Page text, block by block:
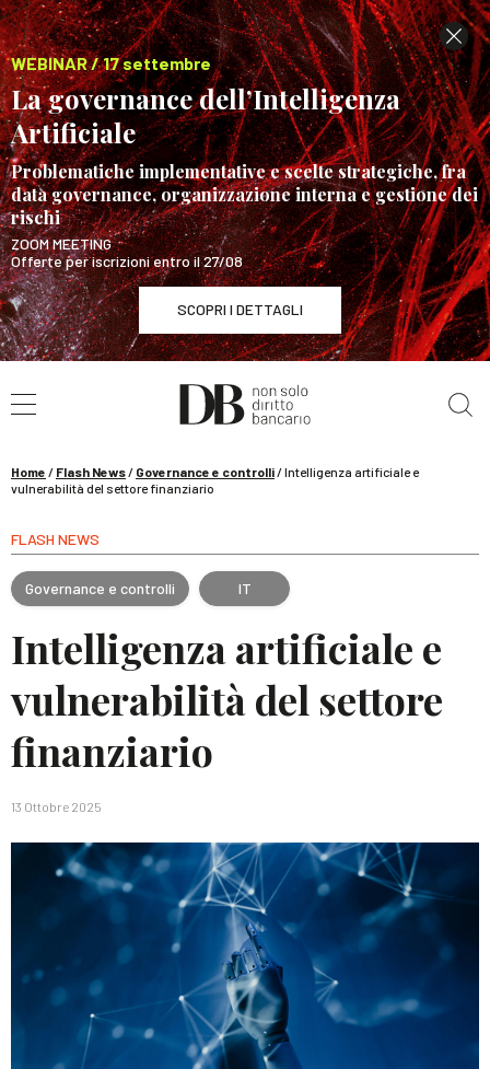
WEBINAR / 17 settembre
La governance dell’Intelligenza
Artificiale
Problematiche implementative e scelte strategiche, fra
data governance, organizzazione interna e gestione dei
rischi
ZOOM MEETING
Offerte per iscrizioni entro il 27/08
SCOPRI I DETTAGLI
WEBINAR / 17 settembre
La governance dell’Intelligenza Artificiale
Home / Flash News/ Governance e controlli/Intelligenza artificiale e
vulnerabilità del settore finanziario
FLASH NEWS
Governance e controlli IT
Intelligenza artificiale e
vulnerabilità del settore
finanziario
13 Ottobre 2025